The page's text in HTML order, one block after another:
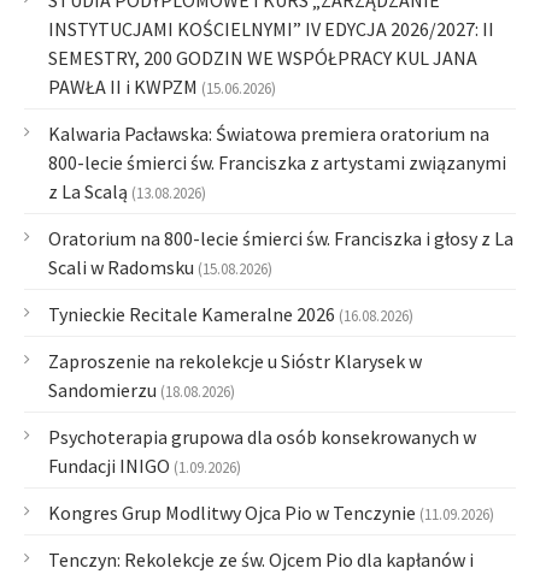
INSTYTUCJAMI KOŚCIELNYMI” IV EDYCJA 2026/2027: II
SEMESTRY, 200 GODZIN WE WSPÓŁPRACY KUL JANA
PAWŁA II i KWPZM (15.06.2026)
Kalwaria Pacławska: Światowa premiera oratorium na
800-lecie śmierci św. Franciszka z artystami związanymi
z La Scalą (13.08.2026)
Oratorium na 800-lecie śmierci św. Franciszka i głosy z La
Scali w Radomsku (15.08.2026)
Tynieckie Recitale Kameralne 2026 (16.08.2026)
Zaproszenie na rekolekcje u Sióstr Klarysek w
Sandomierzu (18.08.2026)
Psychoterapia grupowa dla osób konsekrowanych w
Fundacji INIGO (1.09.2026)
Kongres Grup Modlitwy Ojca Pio w Tenczynie (11.09.2026)
Tenczyn: Rekolekcje ze św. Ojcem Pio dla kapłanów i